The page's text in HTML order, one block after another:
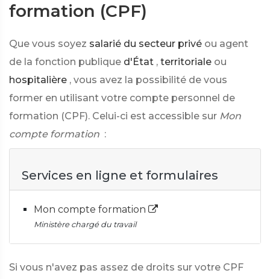
formation (CPF)
Que vous soyez salarié du secteur privé ou agent
de la fonction publique d'État , territoriale ou
hospitalière , vous avez la possibilité de vous
former en utilisant votre compte personnel de
formation (CPF). Celui-ci est accessible sur Mon
compte formation :
Services en ligne et formulaires
Mon compte formation
Ministère chargé du travail
Si vous n'avez pas assez de droits sur votre CPF